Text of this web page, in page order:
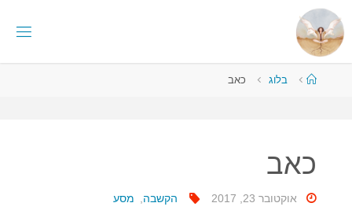
לתוכן
N
S
U
T
עמודבלוג כאב
כאב
אוקטובר 23, 2017 הקשבה מסע